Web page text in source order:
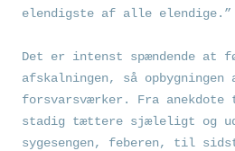
elendigste af alle elendige.”
Det er intenst spændende at
afskalningen, så opbygningen
forsvarsværker. Fra
stadig tættere sjæleligt og
sygesengen, feberen, til